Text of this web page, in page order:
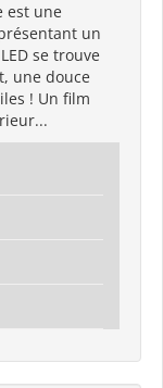
est une
un
se trouve
une douce
! Un film